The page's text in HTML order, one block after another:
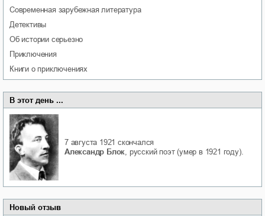
современная зарубежная литература
детективы
об истории серьезно
приключения
книги о приключениях
В этот день ...
7 августа 1921 скончался
Александр Блок , русский поэт (умер в 1921 году).
Новый отзыв